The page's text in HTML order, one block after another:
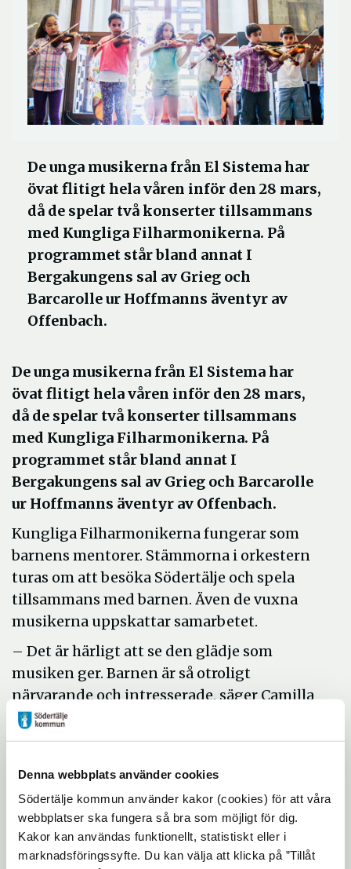
Denna webbplats använder cookies
Södertälje kommun använder kakor (cookies) för att våra
webbplatser ska fungera så bra som möjligt för dig.
Kakor kan användas funktionellt, statistiskt eller i
marknadsföringssyfte. Du kan välja att klicka på ”Tillåt
De unga musikerna från El Sistema har
övat flitigt hela våren inför den 28 mars,
då de spelar två konserter tillsammans
med Kungliga Filharmonikerna. På
programmet står bland annat I
Bergakungens sal av Grieg och
Barcarolle ur Hoffmanns äventyr av
Offenbach.
De unga musikerna från El Sistema har
övat flitigt hela våren inför den 28 mars,
då de spelar två konserter tillsammans
med Kungliga Filharmonikerna. På
programmet står bland annat I
Bergakungens sal av Grieg och Barcarolle
ur Hoffmanns äventyr av Offenbach.
Kungliga Filharmonikerna fungerar som
barnens mentorer. Stämmorna i orkestern
turas om att besöka Södertälje och spela
tillsammans med barnen. Även de vuxna
musikerna uppskattar samarbetet.
– Det är härligt att se den glädje som
musiken ger. Barnen är så otroligt
närvarande och intresserade, säger Camilla
Svarfvar, violast i Filharmonikerna.
Pedagogerna som arbetar i El Sistema ser
att musikerna från Konserthuset fyller en
viktig funktion, inte bara musikaliskt, utan
också som personliga förebilder.
– Stoltheten när barnen med självklarhet
refererar till filharmonikerna som ”Alf” eller